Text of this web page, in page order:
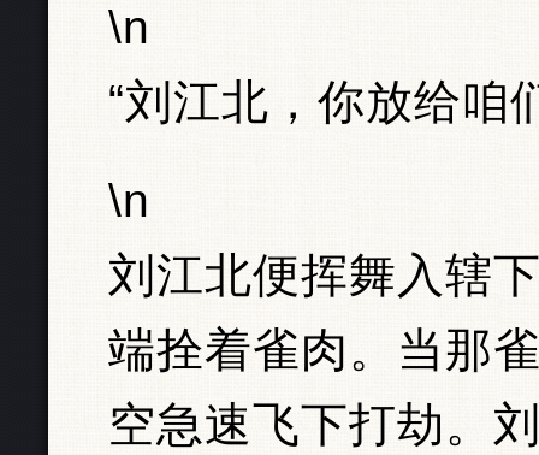
\n
“刘江北，你放给咱
\n
刘江北便挥舞入辖
端拴着雀肉。当那
空急速飞下打劫。